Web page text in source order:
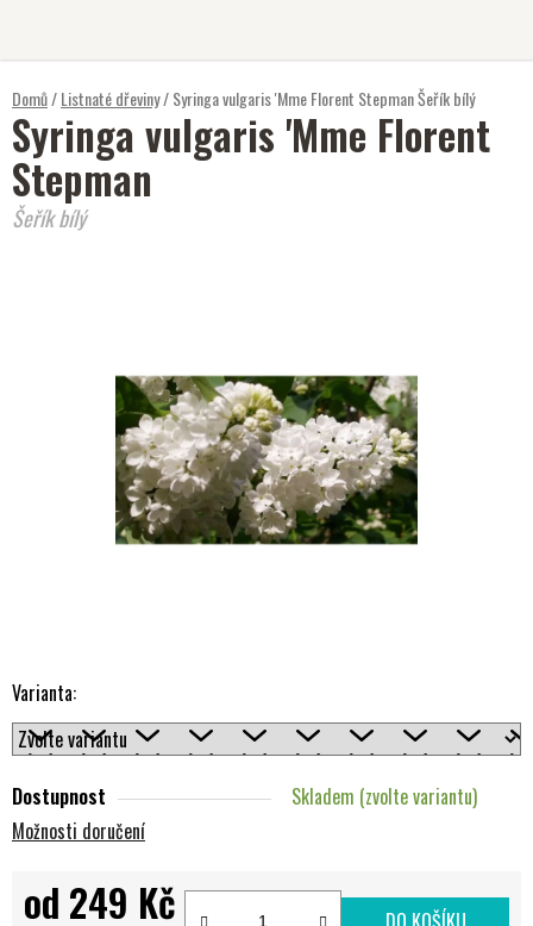
Domů/Listnaté dřeviny/Syringa vulgaris 'Mme Florent StepmanŠeřík bílý
Varianta:
Dostupnost
Skladem (zvolte variantu)
Možnosti doručení
od 249 Kč
Syringa vulgaris 'Mme Florent
Stepman
Šeřík bílý